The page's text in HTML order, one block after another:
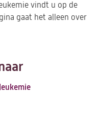
vindt u op de
gaat het alleen over